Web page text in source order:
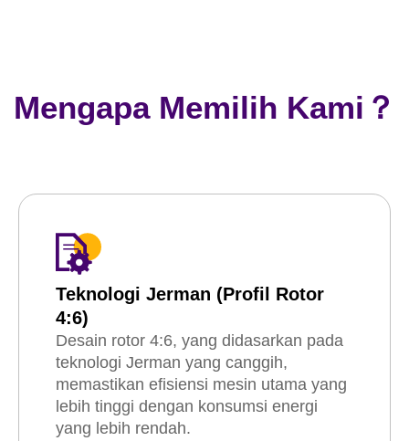
Mengapa Memilih Kami？
Teknologi Jerman (Profil Rotor
4:6)
Desain rotor 4:6, yang didasarkan pada
teknologi Jerman yang canggih,
memastikan efisiensi mesin utama yang
lebih tinggi dengan konsumsi energi
yang lebih rendah.